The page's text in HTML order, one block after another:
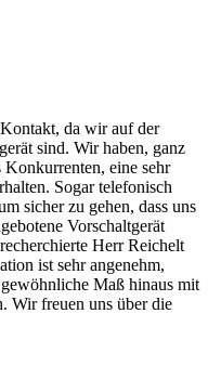
da wir auf der
sind. Wir haben, ganz
Konkurrenten, eine sehr
Sogar telefonisch
sicher zu gehen, dass uns
Vorschaltgerät
Herr Reichelt
ist sehr angenehm,
Maß hinaus mit
Wir freuen uns über die